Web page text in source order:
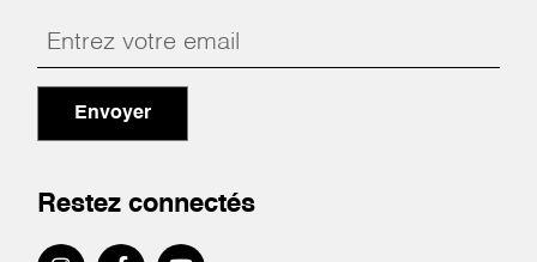
Envoyer
Restez connectés